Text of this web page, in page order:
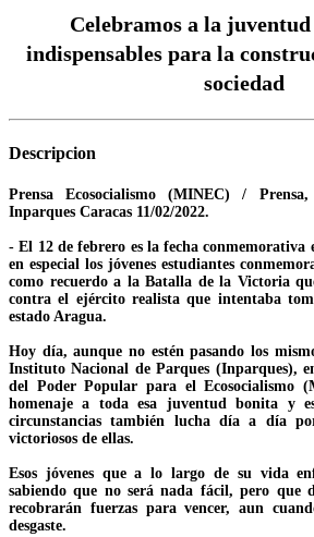
Celebramos a la
indispensables para la
sociedad
Descripcion
Prensa Ecosocialismo (MINEC) /
Inparques Caracas 11/02/2022.
- El 12 de febrero es la fecha conmemorativa
en especial los jóvenes estudiantes
como recuerdo a la Batalla de la Victoria
contra el ejército realista que intentaba
estado Aragua.
Hoy día, aunque no estén pasando los
Instituto Nacional de Parques (Inparques),
del Poder Popular para el Ecosocialismo
homenaje a toda esa juventud bonita y
circunstancias también lucha día a día
victoriosos de ellas.
Esos jóvenes que a lo largo de su vida
sabiendo que no será nada fácil, pero que
recobrarán fuerzas para vencer, aun
desgaste.